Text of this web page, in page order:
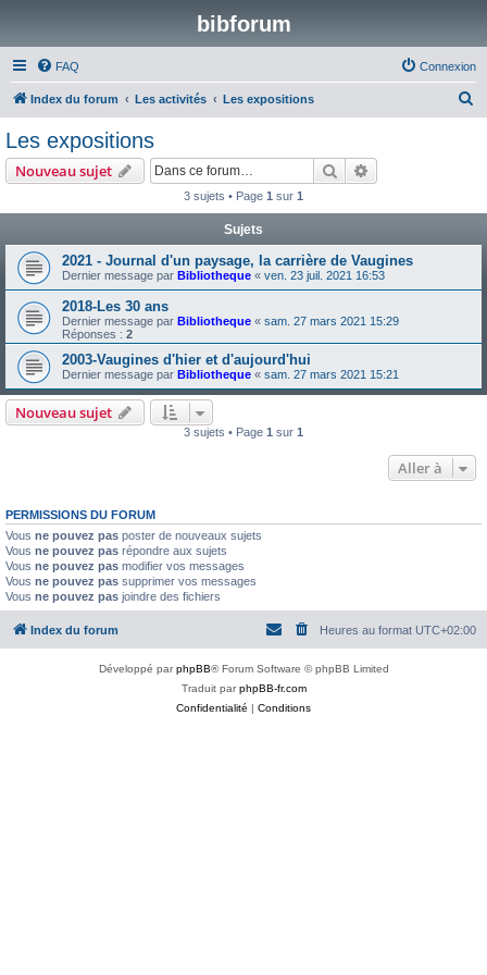
bibforum
FAQ Connexion
Index du forum Les activités Les expositions
Les expositions
Nouveau sujet Rechercher
3 sujets • Page 1 sur 1
Sujets
2021 - Journal d'un paysage, la carrière de Vaugines
Dernier message par Bibliotheque « ven. 23 juil. 2021 16:53
2018-Les 30 ans
Dernier message par Bibliotheque « sam. 27 mars 2021 15:29
Réponses : 2
2003-Vaugines d'hier et d'aujourd'hui
Dernier message par Bibliotheque « sam. 27 mars 2021 15:21
Nouveau sujet
3 sujets • Page 1 sur 1
Aller à
PERMISSIONS DU FORUM
Vous ne pouvez pas poster de nouveaux sujets
Vous ne pouvez pas répondre aux sujets
Vous ne pouvez pas modifier vos messages
Vous ne pouvez pas supprimer vos messages
Vous ne pouvez pas joindre des fichiers
Index du forum Heures au format UTC+02:00
Développé parphpBB® Forum Software © phpBB Limited
Traduit parphpBB-fr.com
Confidentialité | Conditions